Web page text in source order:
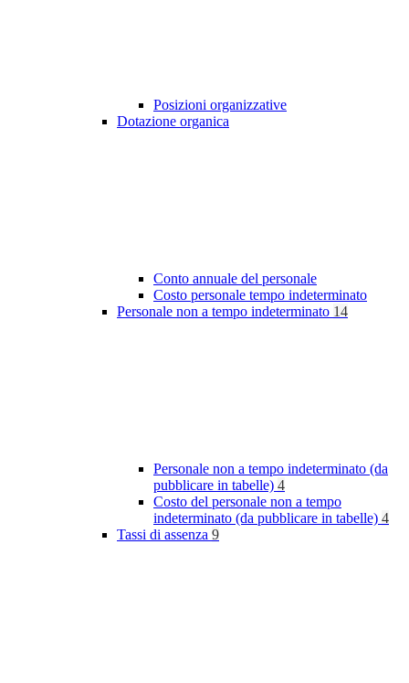
Posizioni organizzative
Dotazione organica
Conto annuale del personale
Costo personale tempo indeterminato
Personale non a tempo indeterminato 14
Personale non a tempo indeterminato (da
pubblicare in tabelle) 4
Costo del personale non a tempo
indeterminato (da pubblicare in tabelle) 4
Tassi di assenza 9